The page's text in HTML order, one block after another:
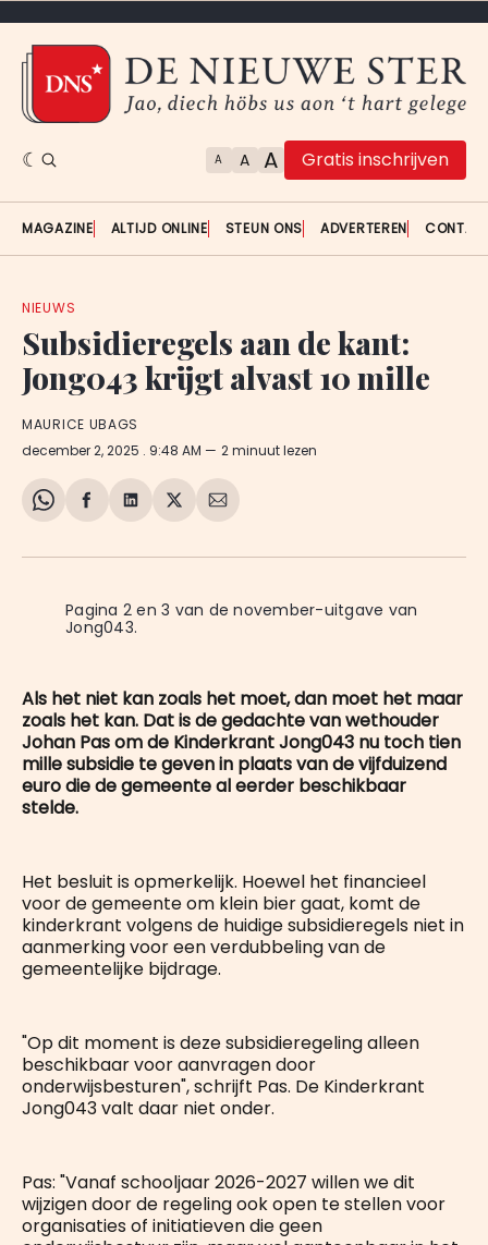
A A A Gratis inschrijven
MAGAZINE ALTIJD ONLINE STEUN ONS ADVERTEREN
NIEUWS
Subsidieregels aan de kant:
Jong043 krijgt alvast 10 mille
MAURICE UBAGS
december 2, 2025 . 9:48 AM 2 minuut lezen
Share
WhatsApp
Delen
Facebook
Delen
LinkedIn
Share
X
Deel
E-
Pagina 2 en 3 van de november-uitgave van
Jong043.
Als het niet kan zoals het moet, dan moet het maar
zoals het kan. Dat is de gedachte van wethouder
Johan Pas om de Kinderkrant Jong043 nu toch tien
mille subsidie te geven in plaats van de vijfduizend
euro die de gemeente al eerder beschikbaar
stelde.
Het besluit is opmerkelijk. Hoewel het financieel
voor de gemeente om klein bier gaat, komt de
kinderkrant volgens de huidige subsidieregels niet in
aanmerking voor een verdubbeling van de
gemeentelijke bijdrage.
"Op dit moment is deze subsidieregeling alleen
beschikbaar voor aanvragen door
onderwijsbesturen", schrijft Pas. De Kinderkrant
Jong043 valt daar niet onder.
Pas: "Vanaf schooljaar 2026-2027 willen we dit
wijzigen door de regeling ook open te stellen voor
organisaties of initiatieven die geen